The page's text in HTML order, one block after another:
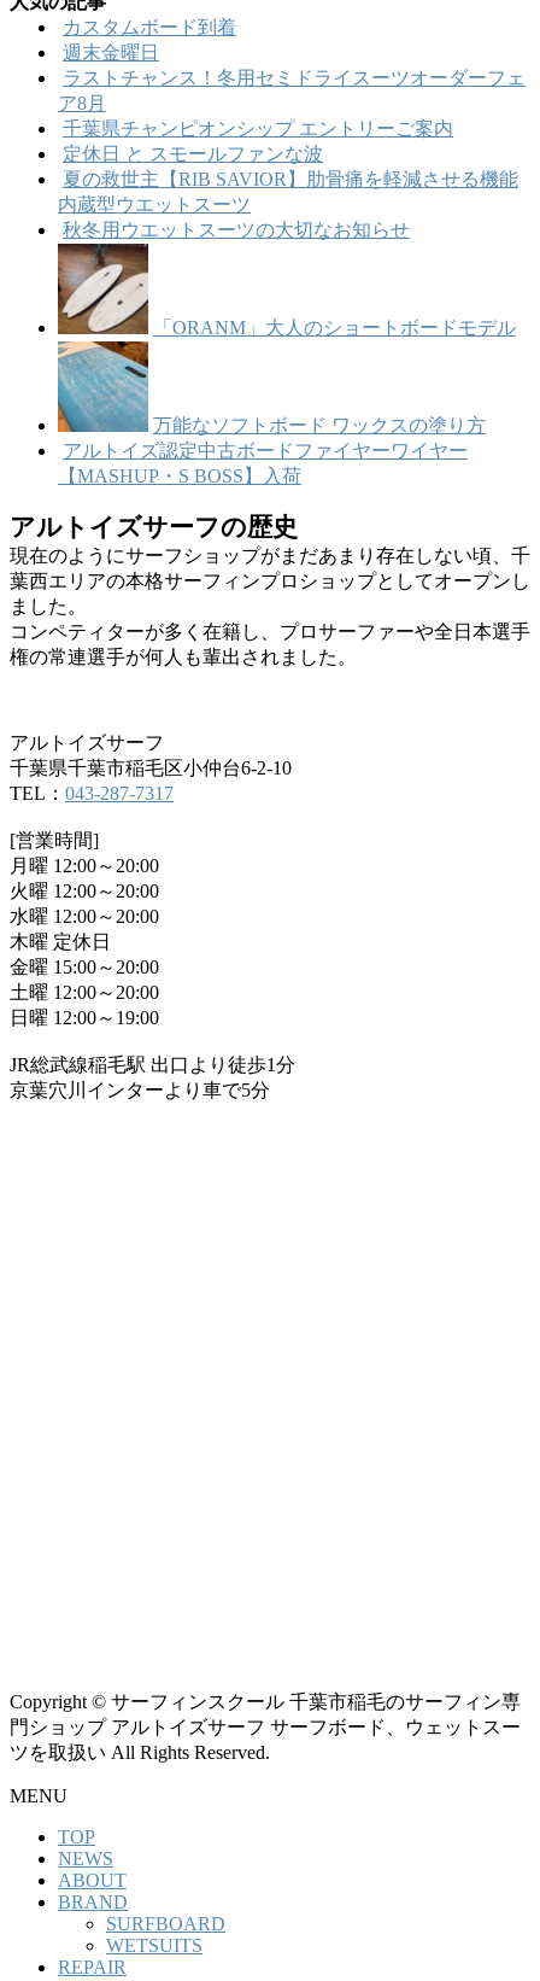
カスタムボード到着
週末金曜日
ラストチャンス！冬用セミドライスーツオーダーフェ
ア8月
千葉県チャンピオンシップ エントリーご案内
定休日 と スモールファンな波
夏の救世主【RIB SAVIOR】肋骨痛を軽減させる機能
内蔵型ウエットスーツ
秋冬用ウエットスーツの大切なお知らせ
「ORANM」大人のショートボードモデル
万能なソフトボード ワックスの塗り方
アルトイズ認定中古ボードファイヤーワイヤー
【MASHUP・S BOSS】入荷
アルトイズサーフの歴史
現在のようにサーフショップがまだあまり存在しない頃、千
葉西エリアの本格サーフィンプロショップとしてオープンし
ました。
コンペティターが多く在籍し、プロサーファーや全日本選手
権の常連選手が何人も輩出されました。
アルトイズサーフ
千葉県千葉市稲毛区小仲台6-2-10
TEL： 043-287-7317
[営業時間]
月曜 12:00～20:00
火曜 12:00～20:00
水曜 12:00～20:00
木曜 定休日
金曜 15:00～20:00
土曜 12:00～20:00
日曜 12:00～19:00
JR総武線稲毛駅 出口より徒歩1分
京葉穴川インターより車で5分
Copyright © サーフィンスクール 千葉市稲毛のサーフィン専
門ショップ アルトイズサーフ サーフボード、ウェットスー
ツを取扱い All Rights Reserved.
MENU
TOP
NEWS
ABOUT
BRAND
SURFBOARD
WETSUITS
REPAIR